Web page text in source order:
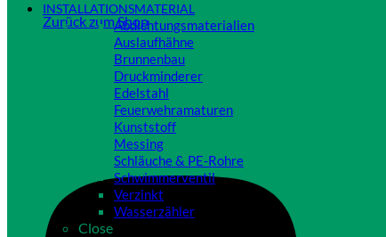
Zurück zum Shop
INSTALLATIONSMATERIAL
Abdichtungsmaterialien
Auslaufhähne
Brunnenbau
Druckminderer
Edelstahl
Feuerwehramaturen
Kunststoff
Messing
Schläuche & PE-Rohre
Schwimmerventil
Verzinkt
Wasserzähler
Close